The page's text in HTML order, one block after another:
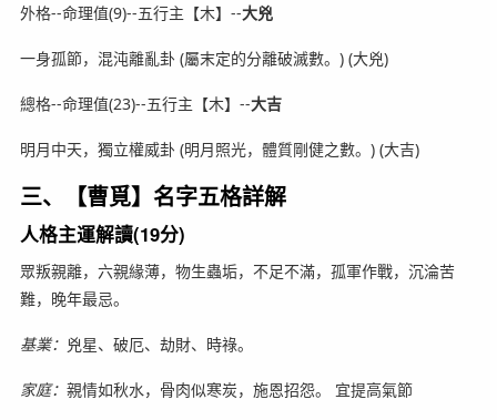
外格--命理值(9)--五行主【木】--大兇
一身孤節，混沌離亂卦 (屬末定的分離破滅數。) (大兇)
總格--命理值(23)--五行主【木】--大吉
明月中天，獨立權威卦 (明月照光，體質剛健之數。) (大吉)
三、【曹覓】名字五格詳解
人格主運解讀(19分)
眾叛親離，六親緣薄，物生蟲垢，不足不滿，孤軍作戰，沉淪苦
難，晚年最忌。
基業： 兇星、破厄、劫財、時祿。
家庭： 親情如秋水，骨肉似寒炭，施恩招怨。 宜提高氣節